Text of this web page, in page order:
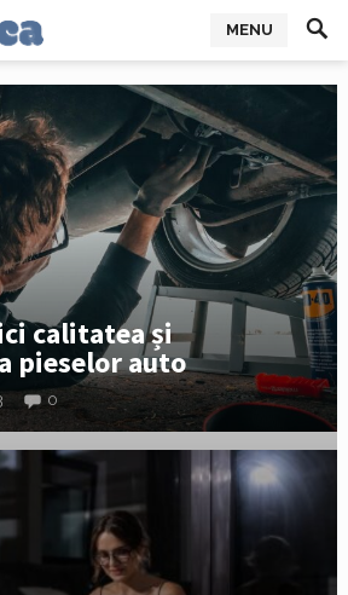
MENU
calitatea și
pieselor auto
0